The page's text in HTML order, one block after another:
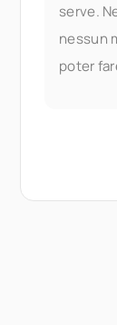
serve.
nessun
poter